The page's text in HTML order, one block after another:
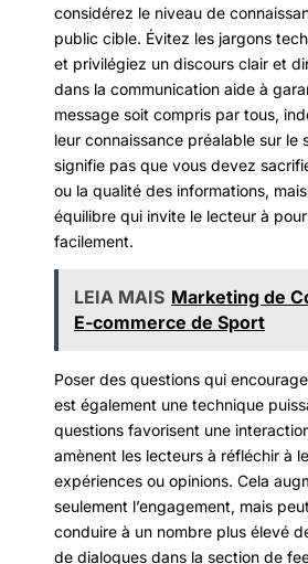
considérez le niveau de
public cible. Évitez les jargons
et privilégiez un discours clair et
dans la communication aide à
message soit compris par tous,
leur connaissance préalable sur le
signifie pas que vous devez
ou la qualité des informations,
équilibre qui invite le lecteur à
facilement.
LEIA MAIS Marketing de
E-commerce de Sport
Poser des questions qui
est également une technique
questions favorisent une
amènent les lecteurs à réfléchir à
expériences ou opinions. Cela
seulement l’engagement, mais
conduire à un nombre plus élevé
de dialogues dans la section de